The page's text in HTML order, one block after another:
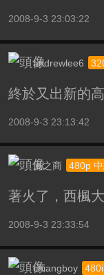
2008-9-3 23:03:22
andrewlee6
終於又出新的
2008-9-3 23:13:42
風之商 480p 中
著火了，西楓
2008-9-3 23:33:54
chiangboy